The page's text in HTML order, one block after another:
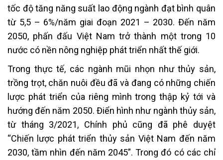
tốc độ tăng năng suất lao động ngành đạt bình quân
từ 5,5 – 6%/năm giai đoạn 2021 – 2030. Đến năm
2050, phấn đấu Việt Nam trở thành một trong 10
nước có nền nông nghiệp phát triển nhất thế giới.
Trong thực tế, các ngành mũi nhọn như thủy sản,
trồng trọt, chăn nuôi đều đã và đang có những chiến
lược phát triển của riêng mình trong thập kỷ tới và
hướng đến năm 2050. Điển hình như ngành thủy sản,
từ tháng 3/2021, Chính phủ cũng đã phê duyệt
“Chiến lược phát triển thủy sản Việt Nam đến năm
2030, tầm nhìn đến năm 2045”. Trong đó có các chỉ